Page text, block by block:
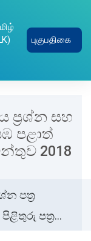
புகுபதிகை
ප්‍රශ්න සහ
පළාත්
2018
පත්‍ර
දෙවන වාර පරීක්ෂණය ප්‍රශ්න සහ පිළිතුරු පත්‍රය I,II - වයඹ පළාත් අධ්‍යාපන දෙපාර්තමේන්තුව 2018